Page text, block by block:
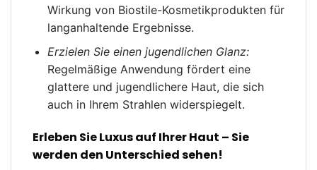
Wirkung von Biostile-Kosmetikprodukten für
langanhaltende Ergebnisse.
Erzielen Sie einen jugendlichen Glanz:
Regelmäßige Anwendung fördert eine
glattere und jugendlichere Haut, die sich
auch in Ihrem Strahlen widerspiegelt.
Erleben Sie Luxus auf Ihrer Haut – Sie
werden den Unterschied sehen!